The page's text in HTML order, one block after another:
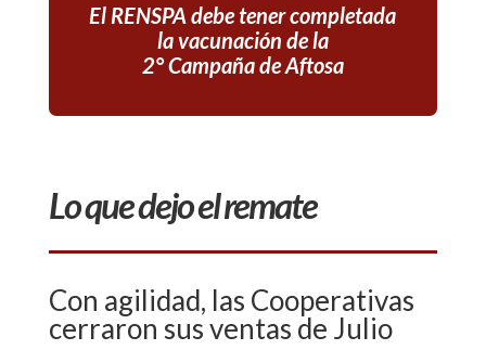
El RENSPA debe tener completada
la vacunación de la
2° Campaña de Aftosa
Lo que dejo el remate
Con agilidad, las Cooperativas
cerraron sus ventas de Julio